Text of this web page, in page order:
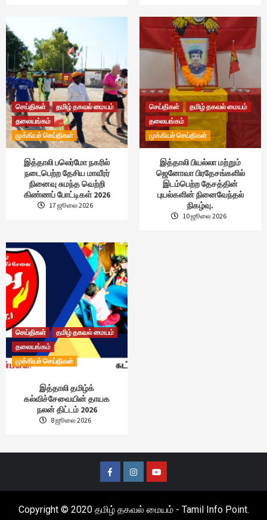
செய்திகள்
தமிழ் தகவல் மையம்
தலையங்கம்
முக்கியச் செய்திகள்
இத்தாலி பலெர்மோ நகரில்
நடைபெற்ற தேசிய மாவீரர்
நினைவு சுமந்த வெற்றி
கிண்ணப் போட்டிகள் 2026
17 ஜூலை 2026
செய்திகள்
தமிழ் தகவல் மையம்
தலையங்கம்
முக்கியச் செய்திகள்
இத்தாலி பியல்லா மற்றும்
ஜெனோவா பிரதேசங்களில்
இடம்பெற்ற தேசத்தின்
புயல்களின் நினைவேந்தல்
நிகழ்வு.
10 ஜூலை 2026
செய்திகள்
தமிழ் தகவல் மையம்
தலையங்கம்
முக்கியச் செய்திகள்
இத்தாலி தமிழ்க்
கல்விச்சேவையின் தாயக
நலன் திட்டம் 2026
8 ஜூலை 2026
FacebookInstagramYoutube
Copyright © 2020 தமிழ் தகவல் மையம் - Tamil Info Point.